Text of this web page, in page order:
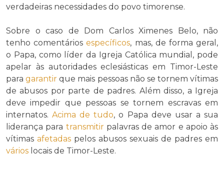
verdadeiras necessidades do povo timorense.
Sobre o caso de Dom Carlos Ximenes Belo, não
tenho comentáriosespecíficos, mas, de forma geral,
o Papa, como líder da Igreja Católica mundial, pode
apelar às autoridades eclesiásticas em Timor-Leste
paragarantir que mais pessoas não se tornem vítimas
de abusos por parte de padres. Além disso, a Igreja
deve impedir que pessoas se tornem escravas em
internatos.Acima de tudo, o Papa deve usar a sua
liderança para transmitirpalavras de amor e apoio às
vítimas afetadas pelos abusos sexuais de padres em
vários locais de Timor-Leste.